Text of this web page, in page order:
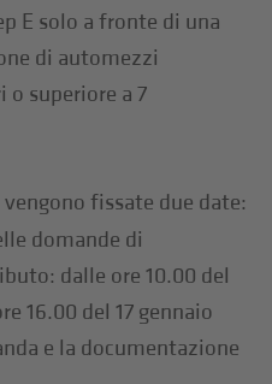
E solo a fronte di una
di automezzi
o superiore a 7
fissate due date:
domande di
dalle ore 10.00 del
16.00 del 17 gennaio
e la documentazione